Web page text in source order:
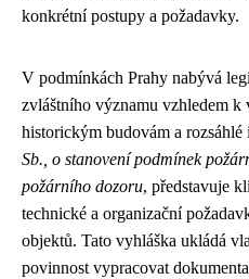
konkrétní postupy a požadavky.
V podmínkách Prahy nabývá
zvláštního významu vzhledem k
historickým budovám a rozsáhlé
Sb., o stanovení podmínek
požárního dozoru, představuje
technické a organizační
objektů. Tato vyhláška ukládá
povinnost vypracovat